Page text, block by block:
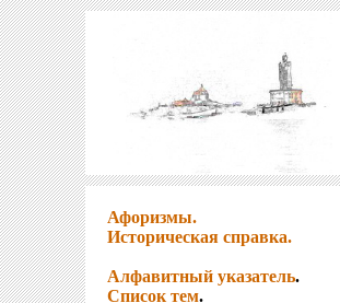
Афоризмы.
Историческая справка.
Алфавитный указатель.
Список тем.